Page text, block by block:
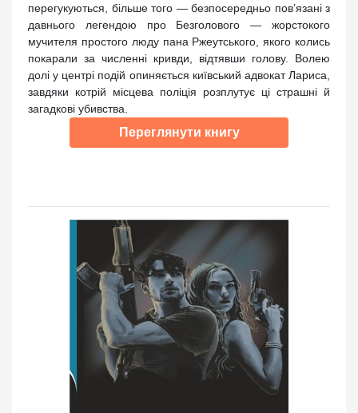
перегукуються, більше того — безпосередньо пов’язані з
давнього легендою про Безголового — жорстокого
мучителя простого люду пана Ржеутського, якого колись
покарали за численні кривди, відтявши голову. Волею
долі у центрі подій опиняється київський адвокат Лариса,
завдяки котрій місцева поліція розплутує ці страшні й
загадкові убивства.
Переглянути книгу